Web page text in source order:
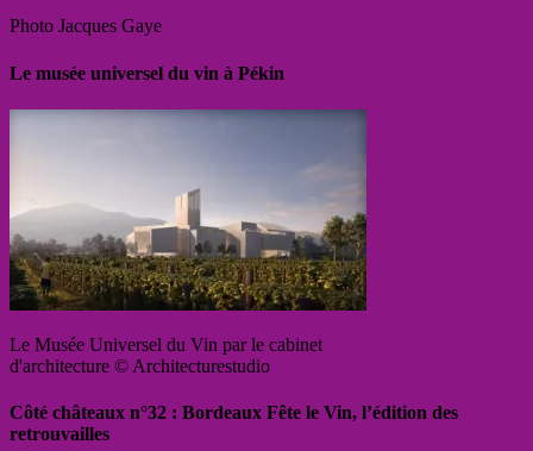
Photo Jacques Gaye
Le musée universel du vin à Pékin
Le Musée Universel du Vin par le cabinet
d'architecture © Architecturestudio
Côté châteaux n°32 : Bordeaux Fête le Vin, l’édition des
retrouvailles